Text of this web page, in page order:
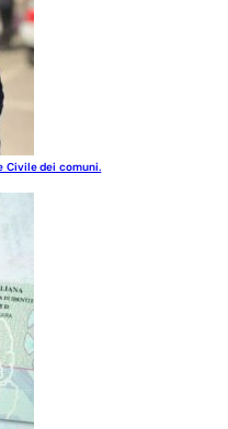
Civile dei comuni.